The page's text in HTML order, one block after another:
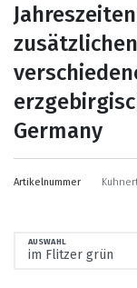
Germany
Artikelnummer
AUSWAHL